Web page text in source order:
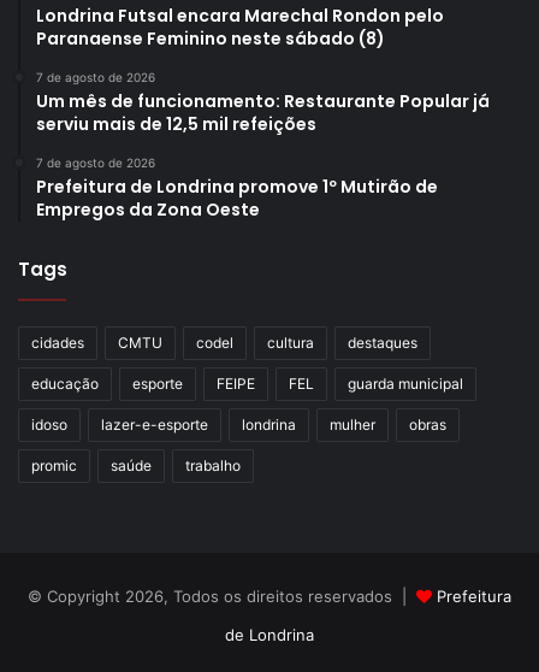
Londrina Futsal encara Marechal Rondon pelo
Paranaense Feminino neste sábado (8)
7 de agosto de 2026
Um mês de funcionamento: Restaurante Popular já
serviu mais de 12,5 mil refeições
7 de agosto de 2026
Prefeitura de Londrina promove 1º Mutirão de
Empregos da Zona Oeste
Tags
cidades CMTU codel cultura destaques
educação esporte FEIPE FEL guarda municipal
idoso lazer-e-esporte londrina mulher obras
promic saúde trabalho
© Copyright 2026, Todos os direitos reservados |
Prefeitura
de Londrina